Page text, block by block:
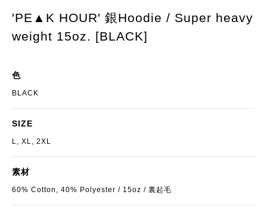
'PE▲K HOUR' 銀Hoodie / Super heavy
weight 15oz. [BLACK]
色
BLACK
SIZE
L, XL, 2XL
素材
60% Cotton, 40% Polyester / 15oz / 裏起毛